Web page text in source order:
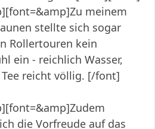
meinem
stellte sich sogar
Rollertouren kein
ein - reichlich Wasser,
Tee reicht völlig. [/font]
die Vorfreude auf das